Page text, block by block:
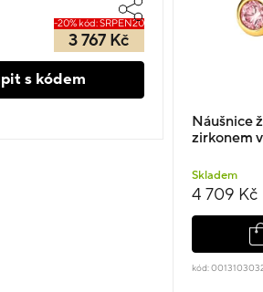
-20% kód: SRPEN20
3 767 Kč
s kódem
Náušnice
zirkonem
Skladem
4 709 Kč
kód: